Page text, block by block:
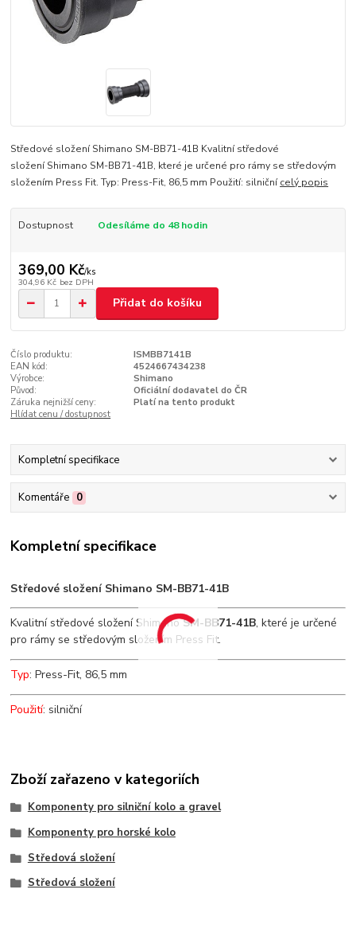
Středové složení Shimano SM-BB71-41B Kvalitní středové
složení Shimano SM-BB71-41B, které je určené pro rámy se středovým
složením Press Fit. Typ: Press-Fit, 86,5 mm Použití: silničnícelý popis
Dostupnost Odesíláme do 48 hodin
369,00 Kč/ks
304,96 Kč bez DPH
Přidat do košíku
Číslo produktu:
ISMBB7141B
EAN kód:
4524667434238
Výrobce:
Shimano
Původ:
Oficiální dodavatel do ČR
Záruka nejnižší ceny:
Platí na tento produkt
Hlídat cenu / dostupnost
Kompletní specifikace
Komentáře 0
Kompletní specifikace
Středové složení Shimano SM-BB71-41B
Kvalitní středové složení ShimanoSM-BB71-41B, které je určené
pro rámy se středovým složením Press Fit.
Typ: Press-Fit, 86,5 mm
Použití: silniční
Zboží zařazeno v kategoriích
Komponenty pro silniční kolo a gravel
Komponenty pro horské kolo
Středová složení
Středová složení